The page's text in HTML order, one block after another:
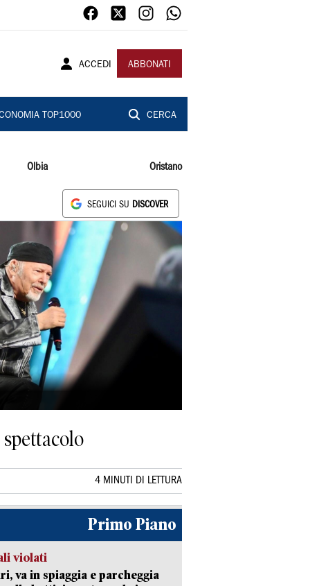
ACCEDI ABBONATI
TOP1000 CERCA
Olbia Oristano
SEGUICI SU DISCOVER
4 MINUTI DI LETTURA
Primo Piano
violati
va in spiaggia e parcheggia